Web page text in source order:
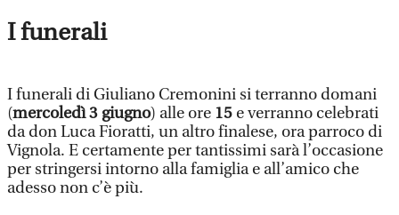
I funerali
I funerali di Giuliano Cremonini si terranno domani
(mercoledì 3 giugno) alle ore 15 e verranno celebrati
da don Luca Fioratti, un altro finalese, ora parroco di
Vignola. E certamente per tantissimi sarà l’occasione
per stringersi intorno alla famiglia e all’amico che
adesso non c’è più.